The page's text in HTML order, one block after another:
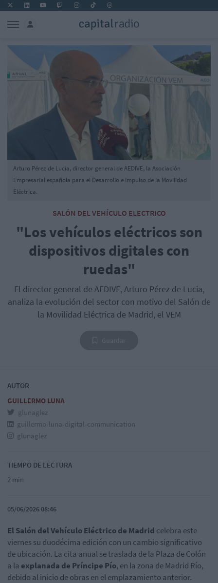
SALÓN DEL VEHÍCULO ELECTRICO
"Los vehículos eléctricos son
dispositivos digitales con
ruedas"
El director general de AEDIVE, Arturo Pérez de Lucia,
analiza la evolución del sector con motivo del Salón de
la Movilidad Eléctrica de Madrid, el VEM
Arturo Pérez de Lucia, director general de AEDIVE, la Asociación
Empresarial española para el Desarrollo e Impulso de la Movilidad
Eléctrica.
AUTOR
GUILLERMO LUNA
glunaglez
guillermo-luna-digital-communication
glunaglez
TIEMPO DE LECTURA
2 min
05/06/2026 08:46
El Salón del Vehículo Eléctrico de Madrid celebra este
viernes su duodécima edición con un cambio significativo
de ubicación. La cita anual se traslada de la Plaza de Colón
a la explanada de Príncipe Pío, en la zona de Madrid Río,
debido al inicio de obras en el emplazamiento anterior.